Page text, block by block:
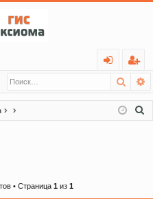
д
ег
ис
тр
• Страница 1из 1